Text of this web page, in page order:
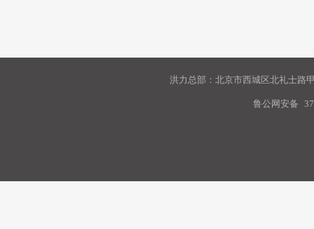
洪力总部：北京市西城区北礼士路
鲁公网安备